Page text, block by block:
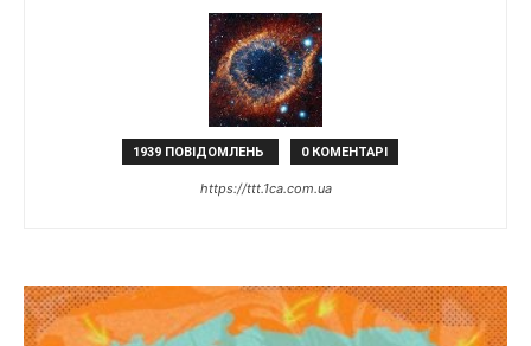
1939 ПОВІДОМЛЕНЬ 0 КОМЕНТАРІ
https://ttt.1ca.com.ua